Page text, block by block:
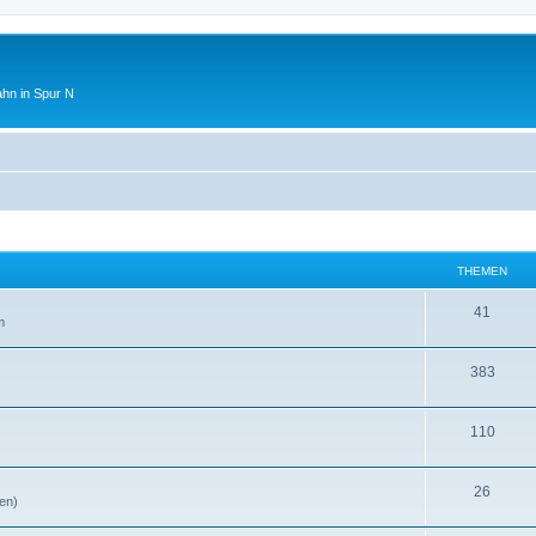
in Spur N
THEMEN
41
383
110
26